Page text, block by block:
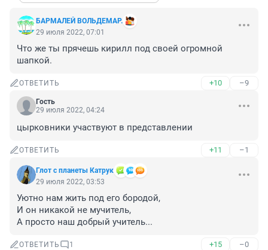
БАРМАЛЕЙ ВОЛЬДЕМАР.
29 июля 2022, 07:01
Что же ты прячешь кирилл под своей огромной
шапкой.
ОТВЕТИТЬ +10 –9
Гость
29 июля 2022, 04:24
цырковники участвуют в представлении
ОТВЕТИТЬ +11 –1
Глот с планеты Катрук
29 июля 2022, 03:53
Уютно нам жить под его бородой,
И он никакой не мучитель,
А просто наш добрый учитель...
ОТВЕТИТЬ 1 +15 –0